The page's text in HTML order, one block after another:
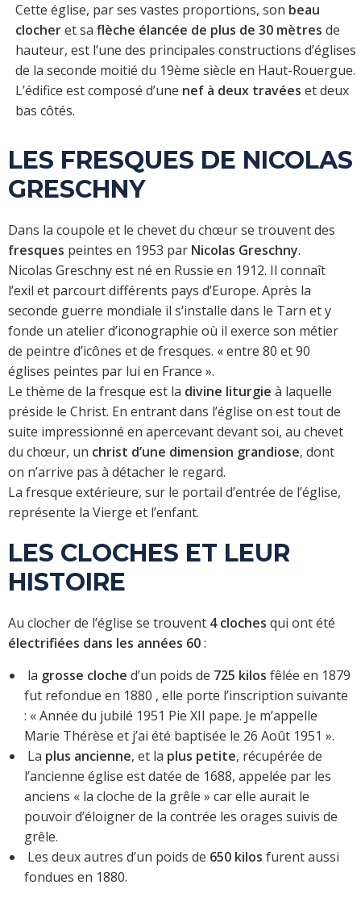
Cette église, par ses vastes proportions, son beau
clocheret sa flèche élancée de plus de 30 mètres de
hauteur, est l’une des principales constructions d’églises
de la seconde moitié du 19ème siècle en Haut-Rouergue.
L’édifice est composé d’une nef à deux travées et deux
bas côtés.
LES FRESQUES DE NICOLAS
GRESCHNY
Dans la coupole et le chevet du chœur se trouvent des
fresques peintes en 1953 par Nicolas Greschny.
Nicolas Greschny est né en Russie en 1912. Il connaît
l’exil et parcourt différents pays d’Europe. Après la
seconde guerre mondiale il s’installe dans le Tarn et y
fonde un atelier d’iconographie où il exerce son métier
de peintre d’icônes et de fresques. « entre 80 et 90
églises peintes par lui en France ».
Le thème de la fresque est la divine liturgie à laquelle
préside le Christ. En entrant dans l’église on est tout de
suite impressionné en apercevant devant soi, au chevet
du chœur, un christ d’une dimension grandiose, dont
on n’arrive pas à détacher le regard.
La fresque extérieure, sur le portail d’entrée de l’église,
représente la Vierge et l’enfant.
LES CLOCHES ET LEUR
HISTOIRE
Au clocher de l’église se trouvent 4 cloches qui ont été
électrifiées dans les années 60:
la grosse cloche d’un poids de 725 kilos fêlée en 1879
fut refondue en 1880 , elle porte l’inscription suivante
: « Année du jubilé 1951 Pie XII pape. Je m’appelle
Marie Thérèse et j’ai été baptisée le 26 Août 1951 ».
La plus ancienne, et la plus petite, récupérée de
l’ancienne église est datée de 1688, appelée par les
anciens « la cloche de la grêle » car elle aurait le
pouvoir d’éloigner de la contrée les orages suivis de
grêle.
Les deux autres d’un poids de 650 kilos furent aussi
fondues en 1880.